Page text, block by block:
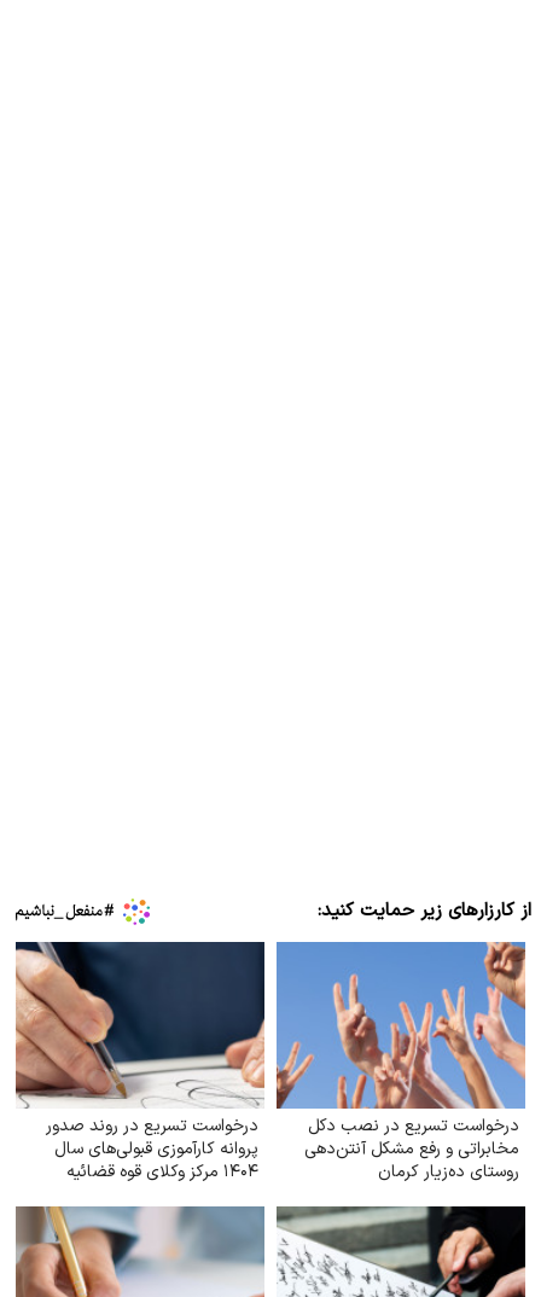
از کارزارهای زیر حمایت کنید:
درخواست تسریع در نصب دکل
مخابراتی و رفع مشکل آنتن‌دهی
روستای ده‌زیار کرمان
درخواست تسریع در روند صدور
پروانه کارآموزی قبولی‌های سال
۱۴۰۴ مرکز وکلای قوه‌ قضائیه